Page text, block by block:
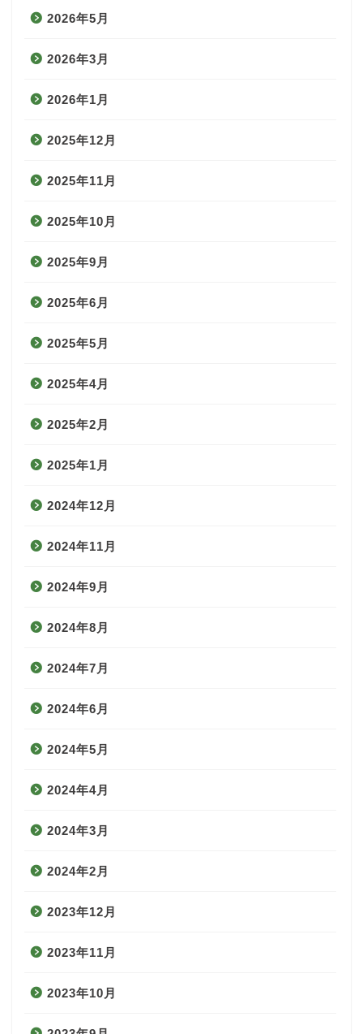
2026年5月
2026年3月
2026年1月
2025年12月
2025年11月
2025年10月
2025年9月
2025年6月
2025年5月
2025年4月
2025年2月
2025年1月
2024年12月
2024年11月
2024年9月
2024年8月
2024年7月
2024年6月
2024年5月
2024年4月
2024年3月
2024年2月
2023年12月
2023年11月
2023年10月